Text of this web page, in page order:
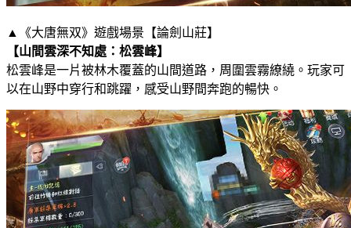
▲《大唐無双》遊戲場景【論劍山莊】
【山間雲深不知處：松雲峰】
松雲峰是一片被林木覆蓋的山間道路，周圍雲霧繚繞。玩家可
以在山野中穿行和跳躍，感受山野間奔跑的暢快。